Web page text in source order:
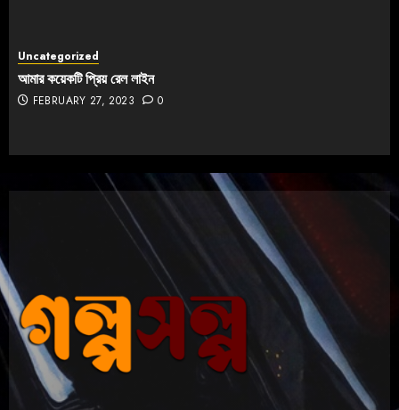
Uncategorized
আমার কয়েকটি প্রিয় রেল লাইন
FEBRUARY 27, 2023 0